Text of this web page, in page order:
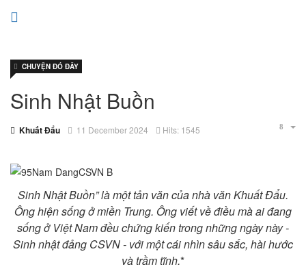
Sinh Nhật Buồn
Khuất Đẩu
CHUYỆN ĐÓ ĐÂY
11 December 2024 Hits: 1545
Sinh Nhật Buồn” là một tản văn của nhà văn Khuất Đẩu.
Ông hiện sống ở miền Trung. Ông viết về điều mà ai đang
sống ở Việt Nam đều chứng kiến trong những ngày này -
Sinh nhật đảng CSVN - với một cái nhìn sâu sắc, hài hước
và trầm tĩnh.*